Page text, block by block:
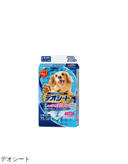
デオシート